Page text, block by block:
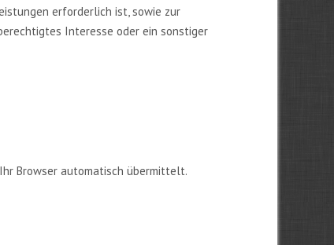
erforderlich ist, sowie zur
Interesse oder ein sonstiger
Browser automatisch übermittelt.